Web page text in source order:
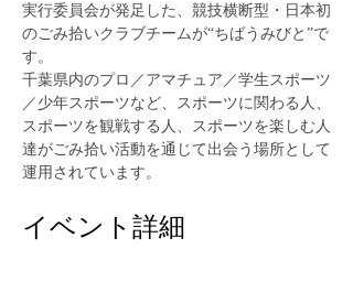
実行委員会が発足した、競技横断型・日本初
のごみ拾いクラブチームが“ちばうみびと”で
す。
千葉県内のプロ／アマチュア／学生スポーツ
／少年スポーツなど、スポーツに関わる人、
スポーツを観戦する人、スポーツを楽しむ人
達がごみ拾い活動を通じて出会う場所として
運用されています。
イベント詳細